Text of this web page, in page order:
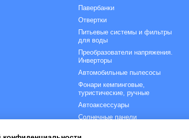
Павербанки
Отвертки
Питьевые системы и фильтры
для воды
Преобразователи напряжения.
Инверторы
Автомобильные пылесосы
Фонари кемпинговые,
туристические, ручные
Автоаксессуары
Солнечные панели